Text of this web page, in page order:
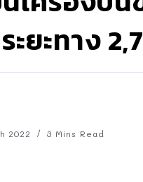
ะยะทาง
2022 3 Mins Read